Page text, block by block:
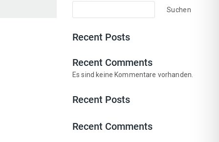
Suchen
Recent Posts
Recent Comments
Es sind keine Kommentare vorhanden.
Recent Posts
Recent Comments